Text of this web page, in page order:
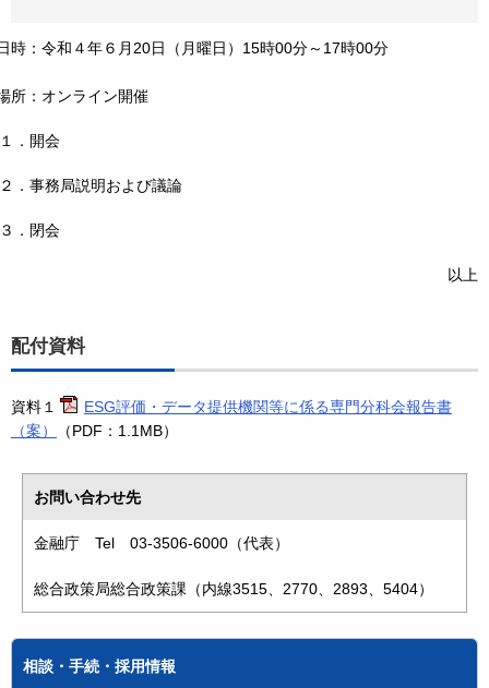
時 ： 令和４年６月20日（月曜日）15時00分～17時00分
所 ： オンライン開催
．開会
．事務局説明および議論
．閉会
以上
配付資料
資料１
ESG評価・データ提供機関等に係る専門分科会報告書
（案）
（PDF：1.1MB）
お問い合わせ先
金融庁 Tel 03-3506-6000（代表）
総合政策局総合政策課（内線3515、2770、2893、5404）
相談・手続・採用情報